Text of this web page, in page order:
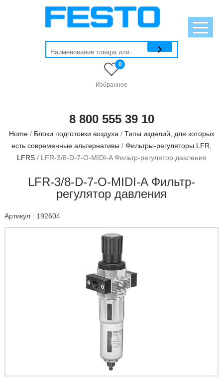
Избранное
0
8 800 555 39 10
Home/ Блоки подготовки воздуха / Типы изделий, для которых
есть современные альтернативы / Фильтры-регуляторы LFR,
LFRS/ LFR-3/8-D-7-O-MIDI-A Фильтр-регулятор давления
LFR-3/8-D-7-O-MIDI-A Фильтр-
регулятор давления
Артикул : 192604